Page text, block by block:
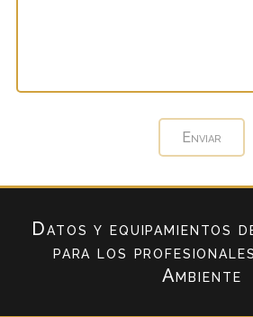
Datos y equipamientos
para los
Ambiente